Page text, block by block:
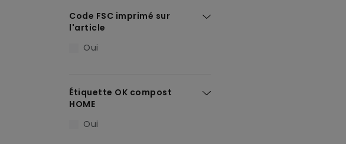
Code FSC imprimé sur
l'article
Oui
Étiquette OK compost
HOME
Oui